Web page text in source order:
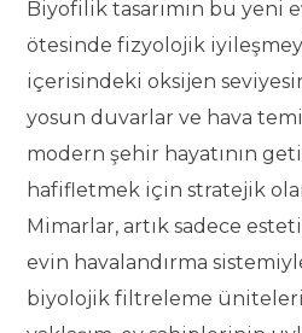
Biyofilik tasarımın bu yeni
ötesinde fizyolojik
içerisindeki oksijen
yosun duvarlar ve hava
modern şehir hayatının
hafifletmek için stratejik
Mimarlar, artık sadece
evin havalandırma
biyolojik filtreleme üniteleri